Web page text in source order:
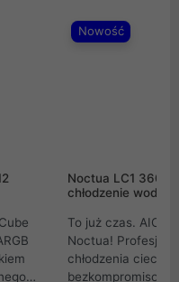
Nowość
Noctua LC1
chłodzenie wodne
To już czas. AIO
Noctua!
chłodzenia cieczą